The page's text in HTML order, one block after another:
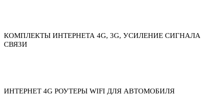
КОМПЛЕКТЫ ИНТЕРНЕТА 4G, 3G, УСИЛЕНИЕ СИГНАЛА
СВЯЗИ
ИНТЕРНЕТ 4G РОУТЕРЫ WIFI ДЛЯ АВТОМОБИЛЯ